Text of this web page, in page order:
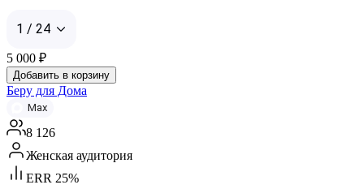
1 / 24
5 000 ₽
Добавить в корзину
Беру для Дома
Max
8 126
Женская аудитория
ERR 25%